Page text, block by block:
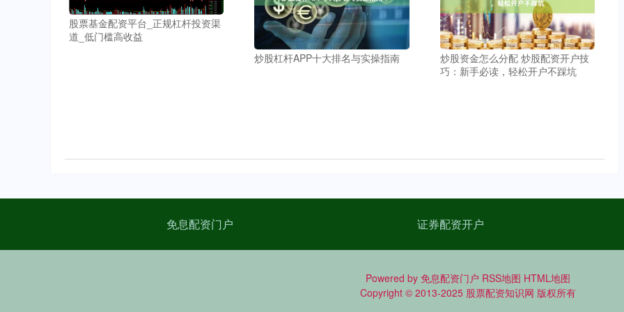
股票基金配资平台_正规杠杆投资渠
道_低门槛高收益
炒股杠杆APP十大排名与实操指南
炒股资金怎么分配 炒股配资开户技
巧：新手必读，轻松开户不踩坑
免息配资门户 证券配资开户
Powered by 免息配资门户 RSS地图 HTML地图
Copyright © 2013-2025 股票配资知识网 版权所有